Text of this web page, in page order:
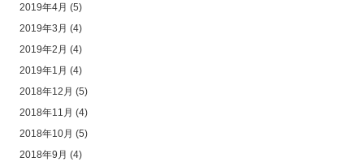
2019年4月 (5)
2019年3月 (4)
2019年2月 (4)
2019年1月 (4)
2018年12月 (5)
2018年11月 (4)
2018年10月 (5)
2018年9月 (4)